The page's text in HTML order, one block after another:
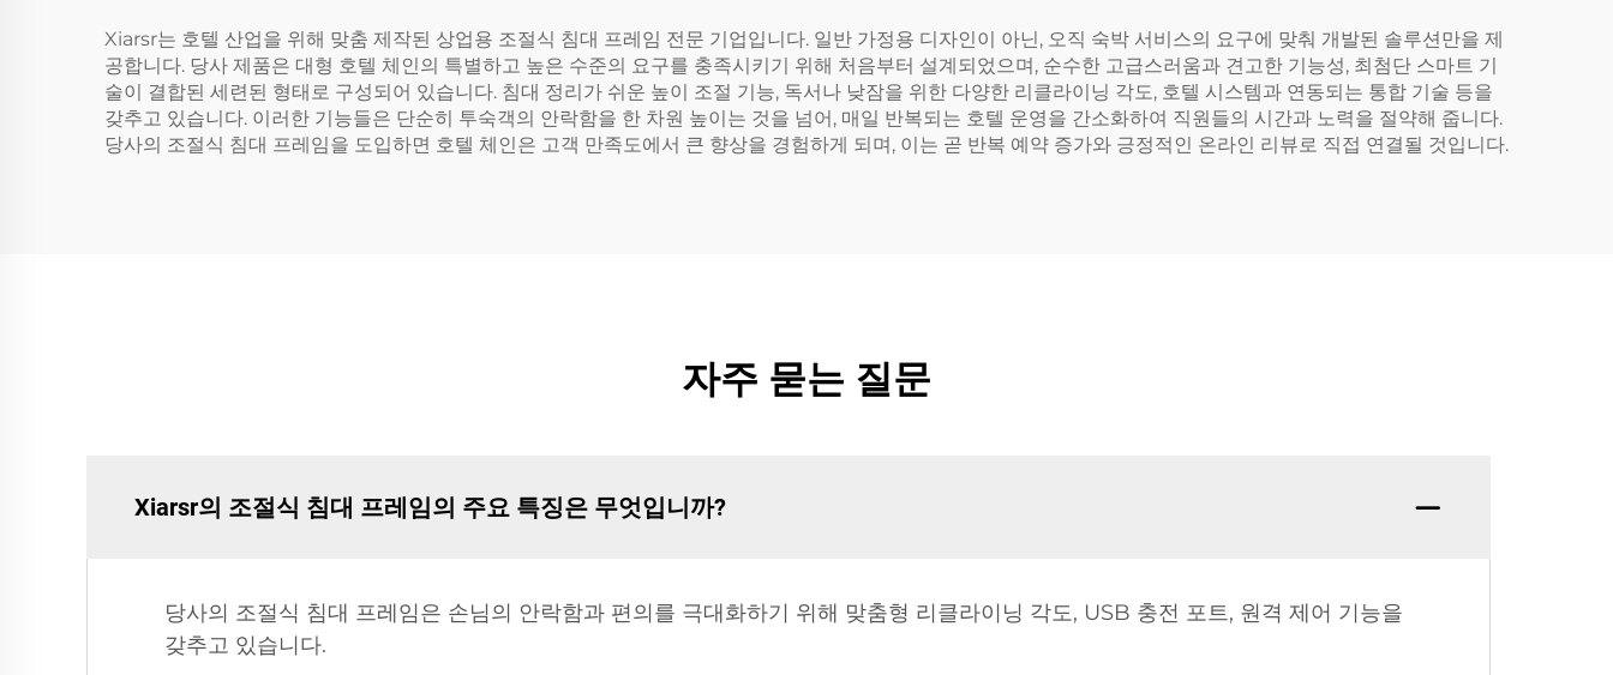
Xiarsr는 호텔 산업을 위해 맞춤 제작된 상업용 조절식 침대 프레임 전문 기업입니다. 일반 가정용 디자인이 아닌, 오직 숙박 서비스의 요구에 맞춰 개발된 솔루션만을 제
공합니다. 당사 제품은 대형 호텔 체인의 특별하고 높은 수준의 요구를 충족시키기 위해 처음부터 설계되었으며, 순수한 고급스러움과 견고한 기능성, 최첨단 스마트 기
술이 결합된 세련된 형태로 구성되어 있습니다. 침대 정리가 쉬운 높이 조절 기능, 독서나 낮잠을 위한 다양한 리클라이닝 각도, 호텔 시스템과 연동되는 통합 기술 등을
갖추고 있습니다. 이러한 기능들은 단순히 투숙객의 안락함을 한 차원 높이는 것을 넘어, 매일 반복되는 호텔 운영을 간소화하여 직원들의 시간과 노력을 절약해 줍니다.
당사의 조절식 침대 프레임을 도입하면 호텔 체인은 고객 만족도에서 큰 향상을 경험하게 되며, 이는 곧 반복 예약 증가와 긍정적인 온라인 리뷰로 직접 연결될 것입니다.
자주 묻는 질문
Xiarsr의 조절식 침대 프레임의 주요 특징은 무엇입니까?
당사의 조절식 침대 프레임은 손님의 안락함과 편의를 극대화하기 위해 맞춤형 리클라이닝 각도, USB 충전 포트, 원격 제어 기능을
갖추고 있습니다.